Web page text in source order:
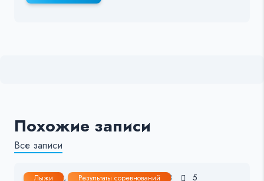
Похожие записи
Все записи
Лыжи
Результаты соревнований
11 Окт, 2025 1-2 мин. 428 5